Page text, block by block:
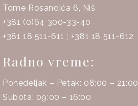
Tome Rosandića 6, Niš
+381 (0)64 300-33-40
+381 18 511-611 ; +381 18 511-612
Radno vreme:
Ponedeljak – Petak: 08:00 – 21:00
Subota: 09:00 – 16:00